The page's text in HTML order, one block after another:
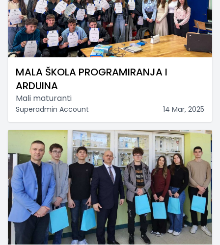
MALA ŠKOLA PROGRAMIRANJA I
ARDUINA
Mali maturanti
Superadmin Account 14 Mar, 2025